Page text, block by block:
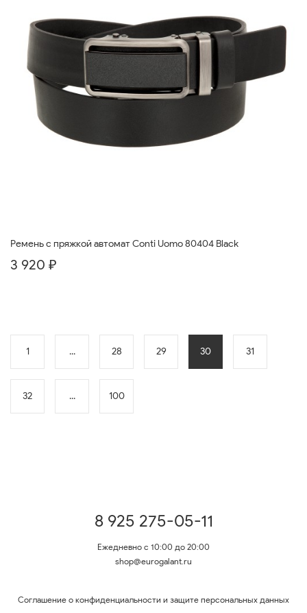
Ремень с пряжкой автомат Conti Uomo 80404 Black
3 920 ₽
1 ... 28 29 30 31
32 ... 100
8 925 275-05-11
Ежедневно с 10:00 до 20:00
shop@eurogalant.ru
Соглашение о конфиденциальности и защите персональных данных